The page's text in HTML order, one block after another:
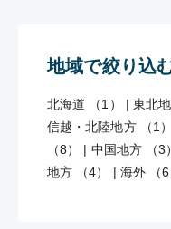
地域で絞り込
北海道 （1） | 東北
信越・北陸地方 （1）
（8）
| 中国地方 （3）
地方 （4）
| 海外 （6